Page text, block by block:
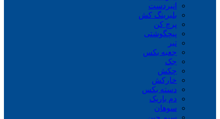
انبردست
بلبرینگ کش
پرچ کن
پیچگوشتی
تبر
جعبه بکس
جک
چکش
خارکش
دسته بکس
دم باریک
سوهان
سیم چین